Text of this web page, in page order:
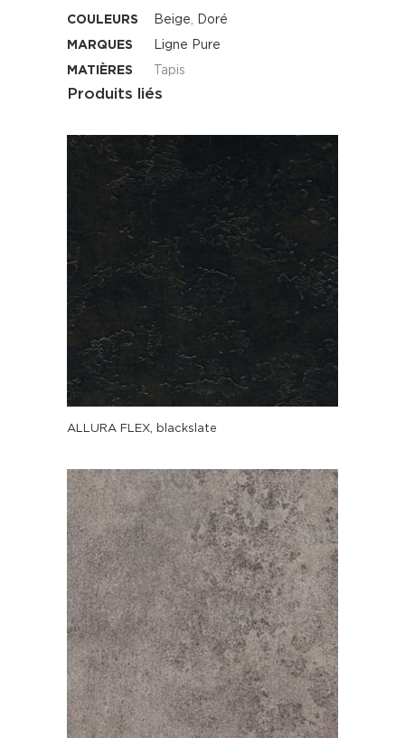
COULEURS Beige
Doré
MARQUES
Ligne Pure
MATIÈRES
Tapis
Produits liés
ALLURA FLEX, blackslate